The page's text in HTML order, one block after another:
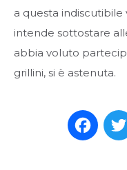
a questa indiscutibile
intende sottostare
abbia voluto
grillini, si è astenuta.